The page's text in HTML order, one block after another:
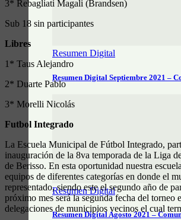
Resumen Digital
Resumen Digital Septiembre 2021 –
Resumen Digital
Resumen Digital Agosto 2021 –
3* Rebagliati Magali (Brandsen)
Sub 18 sin participantes
Libres
1* Taus Alejandro
2* Duarte Pablo
3* Morelli Nicolás
Futbol Integrado
La Escuela Municipal de Fútbol Integrado,
inauguración de la 8va temporada de la Liga
de Berisso. En esta oportunidad nuestra
equipos de diferentes categorías en donde el
representado, siendo este el segundo año de
próximo mes será la segunda fecha del torneo
delegaciones de municipios vecinos el cual